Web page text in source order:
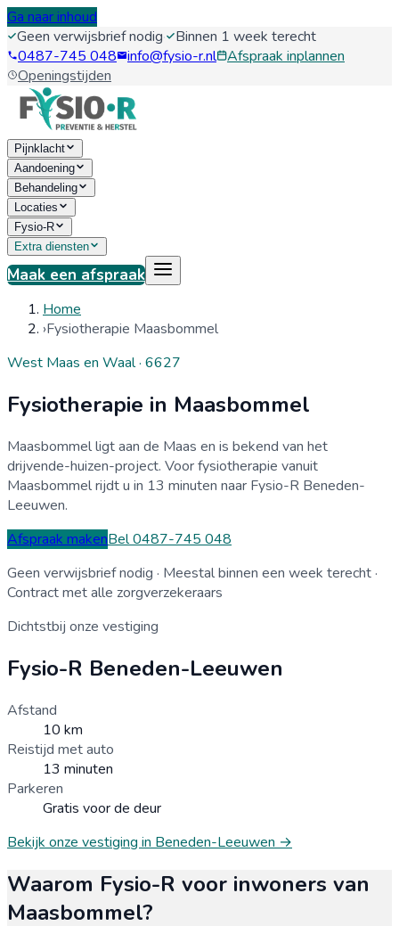
Ga naar inhoud
Geen verwijsbrief nodig· Binnen 1 week terecht
0487-745 048 info@fysio-r.nl Afspraak inplannen
Openingstijden
Pijnklacht
Aandoening
Behandeling
Locaties
Fysio-R
Extra diensten
Maak een afspraak
Home
›Fysiotherapie Maasbommel
West Maas en Waal· 6627
Fysiotherapie in Maasbommel
Maasbommel ligt aan de Maas en is bekend van het
drijvende-huizen-project. Voor fysiotherapie vanuit
Maasbommel rijdt u in 13 minuten naar Fysio-R Beneden-
Leeuwen.
Afspraak makenBel 0487-745 048
Geen verwijsbrief nodig · Meestal binnen een week terecht ·
Contract met alle zorgverzekeraars
Dichtstbij onze vestiging
Fysio-R Beneden-Leeuwen
Afstand
10 km
Reistijd met auto
13 minuten
Parkeren
Gratis voor de deur
Bekijk onze vestiging in Beneden-Leeuwen →
Waarom Fysio-R voor inwoners van
Maasbommel?